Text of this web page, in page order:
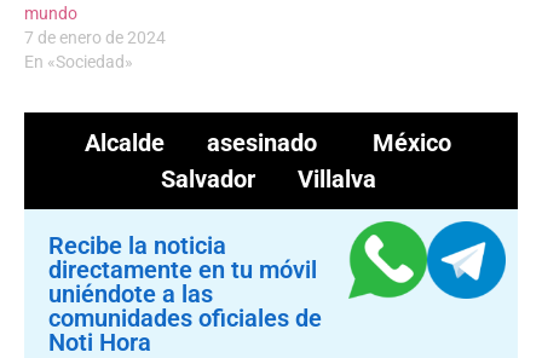
mundo
7 de enero de 2024
En «Sociedad»
Alcalde asesinado
México
Salvador Villalva
Recibe la noticia
directamente en tu móvil
uniéndote a las
comunidades oficiales de
Noti Hora